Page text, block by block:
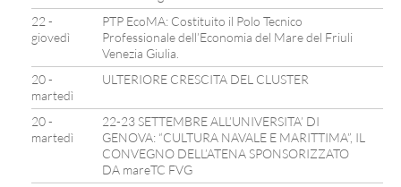
22 -
giovedì
PTP EcoMA: Costituito il Polo Tecnico
Professionale dell’Economia del Mare del Friuli
Venezia Giulia.
20 -
martedì
ULTERIORE CRESCITA DEL CLUSTER
20 -
martedì
22-23 SETTEMBRE ALL’UNIVERSITA’ DI
GENOVA: “CULTURA NAVALE E MARITTIMA”, IL
CONVEGNO DELL’ATENA SPONSORIZZATO
DA mareTC FVG